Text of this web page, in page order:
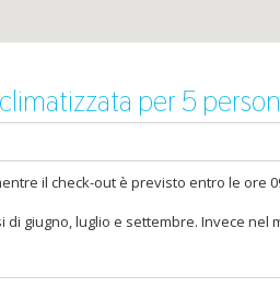
per 5
il check-out è previsto entro le ore
giugno, luglio e settembre. Invece nel